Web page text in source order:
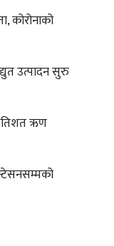
कोरोनाको
उत्पादन सुरु
ऋण